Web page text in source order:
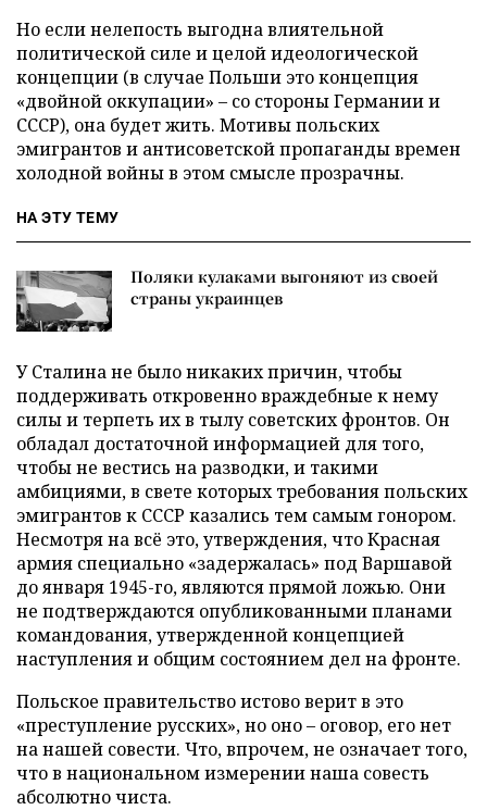
Но если нелепость выгодна влиятельной
политической силе и целой идеологической
концепции (в случае Польши это концепция
«двойной оккупации» – со стороны Германии и
СССР), она будет жить. Мотивы польских
эмигрантов и антисоветской пропаганды времен
холодной войны в этом смысле прозрачны.
НА ЭТУ ТЕМУ
Поляки кулаками выгоняют из своей
страны украинцев
У Сталина не было никаких причин, чтобы
поддерживать откровенно враждебные к нему
силы и терпеть их в тылу советских фронтов. Он
обладал достаточной информацией для того,
чтобы не вестись на разводки, и такими
амбициями, в свете которых требования польских
эмигрантов к СССР казались тем самым гонором.
Несмотря на всё это, утверждения, что Красная
армия специально «задержалась» под Варшавой
до января 1945-го, являются прямой ложью. Они
не подтверждаются опубликованными планами
командования, утвержденной концепцией
наступления и общим состоянием дел на фронте.
Польское правительство истово верит в это
«преступление русских», но оно – оговор, его нет
на нашей совести. Что, впрочем, не означает того,
что в национальном измерении наша совесть
абсолютно чиста.